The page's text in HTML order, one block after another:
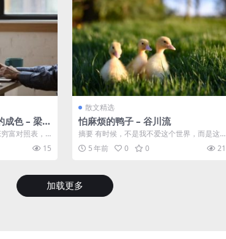
成色 – 梁实
富对照表，
样，我在新
15
散文精选
怕麻烦的鸭子 – 谷川流
摘要 有时候，不是我不爱这个世界，而是这
世界的很多事情都与我无关。这么想的确是
悲...5 年前 0 0 21
加载更多